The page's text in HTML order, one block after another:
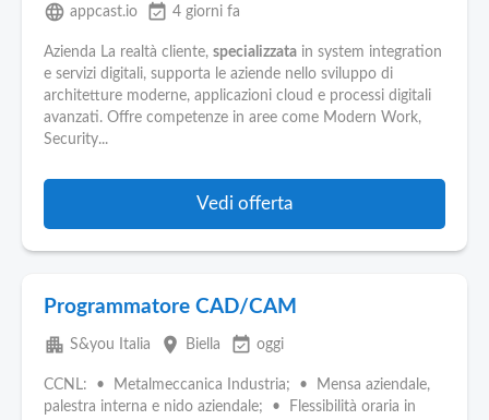
language appcast.io event_available 4 giorni fa
Azienda La realtà cliente, specializzata in system integration
e servizi digitali, supporta le aziende nello sviluppo di
architetture moderne, applicazioni cloud e processi digitali
avanzati. Offre competenze in aree come Modern Work,
Security...
Vedi offerta
Programmatore CAD/CAM
apartment S&you Italia place Biella event_available oggi
CCNL: • Metalmeccanica Industria; • Mensa aziendale,
palestra interna e nido aziendale; • Flessibilità oraria in